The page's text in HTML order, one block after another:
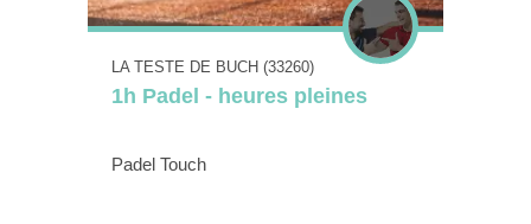
LA TESTE DE BUCH (33260)
1h Padel - heures pleines
Padel Touch